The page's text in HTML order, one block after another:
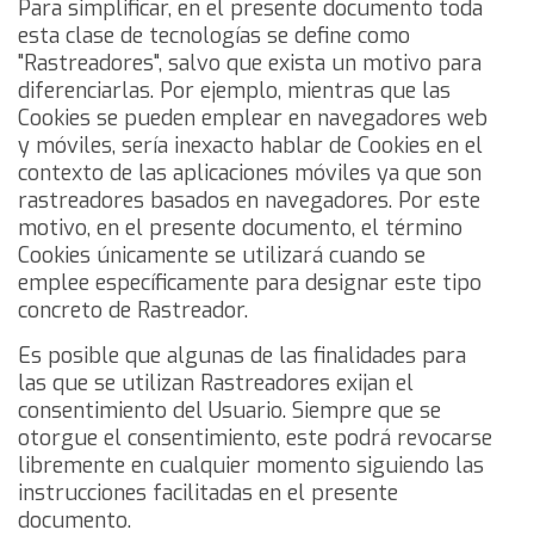
Para simplificar, en el presente documento toda
esta clase de tecnologías se define como
"Rastreadores", salvo que exista un motivo para
diferenciarlas. Por ejemplo, mientras que las
Cookies se pueden emplear en navegadores web
y móviles, sería inexacto hablar de Cookies en el
contexto de las aplicaciones móviles ya que son
rastreadores basados en navegadores. Por este
motivo, en el presente documento, el término
Cookies únicamente se utilizará cuando se
emplee específicamente para designar este tipo
concreto de Rastreador.
Es posible que algunas de las finalidades para
las que se utilizan Rastreadores exijan el
consentimiento del Usuario. Siempre que se
otorgue el consentimiento, este podrá revocarse
libremente en cualquier momento siguiendo las
instrucciones facilitadas en el presente
documento.